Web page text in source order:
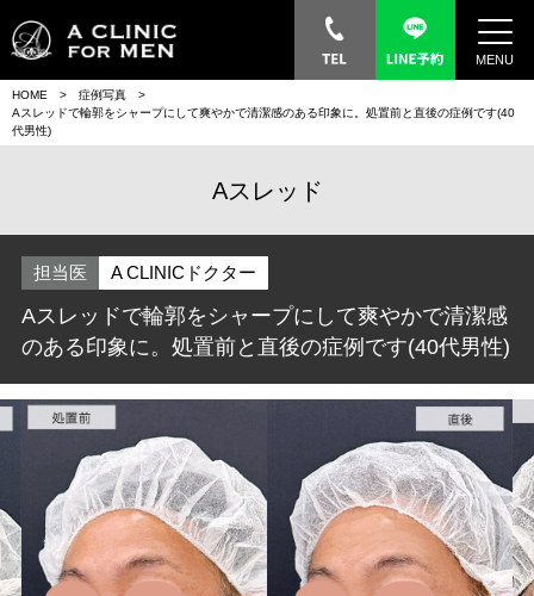
MENU
HOME
症例写真
Aスレッドで輪郭をシャープにして爽やかで清潔感のある印象に。処置前と直後の症例です(40
代男性)
Aスレッド
担当医 A CLINICドクター
Aスレッドで輪郭をシャープにして爽やかで清潔感
のある印象に。処置前と直後の症例です(40代男性)